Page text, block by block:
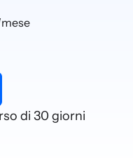
di 30 giorni